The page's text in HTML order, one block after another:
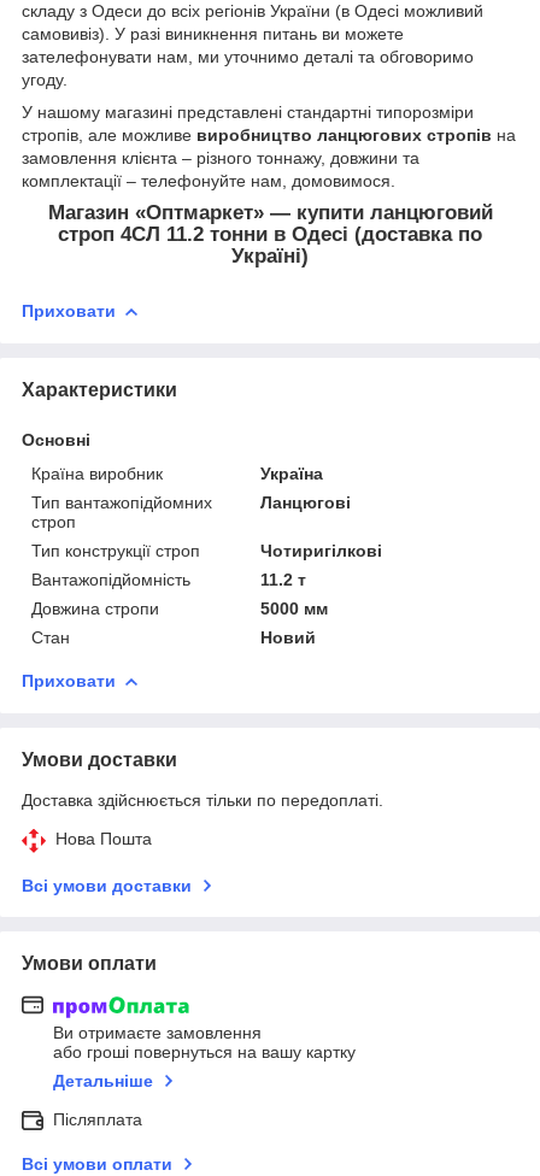
складу з Одеси до всіх регіонів України (в Одесі можливий
самовивіз). У разі виникнення питань ви можете
зателефонувати нам, ми уточнимо деталі та обговоримо
угоду.
У нашому магазині представлені стандартні типорозміри
стропів, але можливе виробництво ланцюгових стропів на
замовлення клієнта – різного тоннажу, довжини та
комплектації – телефонуйте нам, домовимося.
Магазин «Оптмаркет» — купити ланцюговий
строп 4СЛ 11.2 тонни в Одесі (доставка по
Україні)
Приховати
Характеристики
Основні
Країна виробник
Україна
Тип вантажопідйомних
строп
Ланцюгові
Тип конструкції строп
Чотиригілкові
Вантажопідйомність
11.2 т
Довжина стропи
5000 мм
Стан
Новий
Приховати
Умови доставки
Доставка здійснюється тільки по передоплаті.
Нова Пошта
Всі умови доставки
Умови оплати
Ви отримаєте замовлення
або гроші повернуться на вашу картку
Детальніше
Післяплата
Всі умови оплати